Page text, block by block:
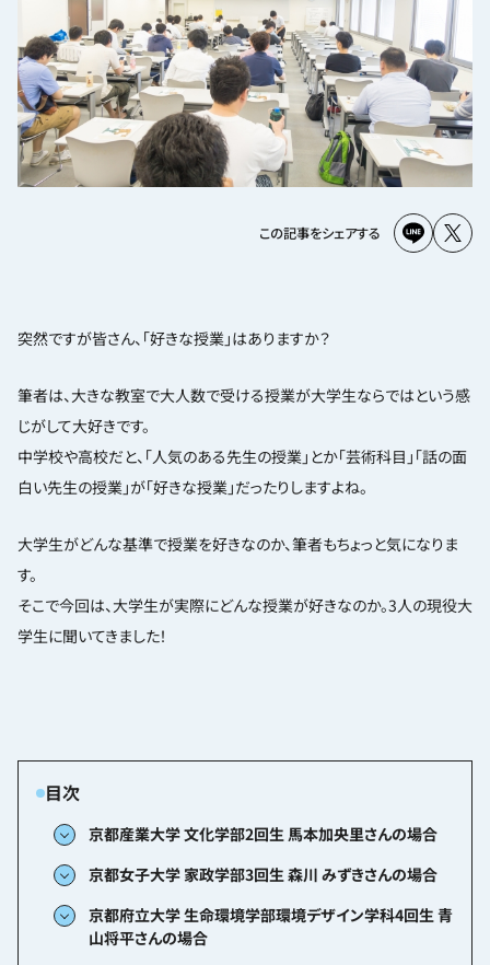
この記事をシェアする
突然ですが皆さん、「好きな授業」はありますか？
筆者は、大きな教室で大人数で受ける授業が大学生ならではという感
じがして大好きです。
中学校や高校だと、「人気のある先生の授業」とか「芸術科目」「話の面
白い先生の授業」が「好きな授業」だったりしますよね。
大学生がどんな基準で授業を好きなのか、筆者もちょっと気になりま
す。
そこで今回は、大学生が実際にどんな授業が好きなのか。3人の現役大
学生に聞いてきました！
京都産業大学 文化学部2回生 馬本加央里さんの場合
京都女子大学 家政学部3回生 森川 みずきさんの場合
京都府立大学 生命環境学部環境デザイン学科4回生 青
山将平さんの場合